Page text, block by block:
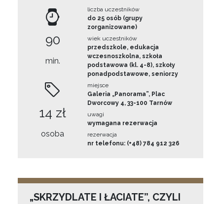
90
min.
14 zł
osoba
liczba uczestników
do 25 osób (grupy
zorganizowane)
wiek uczestników
przedszkole, edukacja
wczesnoszkolna, szkoła
podstawowa (kl. 4-8), szkoły
ponadpodstawowe, seniorzy
miejsce
Galeria „Panorama”, Plac
Dworcowy 4, 33-100 Tarnów
uwagi
wymagana rezerwacja
rezerwacja
nr telefonu: (+48) 784 912 326
„SKRZYDLATE I ŁACIATE”, CZYLI